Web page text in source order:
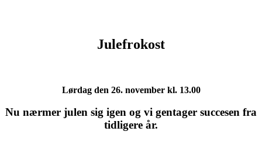
Julefrokost
Lørdag den 26. november kl. 13.00
Nu nærmer julen sig igen og vi gentager succesen fra
tidligere år.